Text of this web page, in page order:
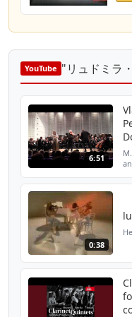
YouTube "リュドミラ
6:51
0:38